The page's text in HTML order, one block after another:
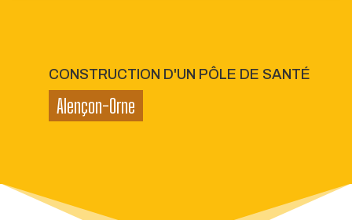
CONSTRUCTION D'UN PÔLE DE SANTÉ
Alençon-Orne